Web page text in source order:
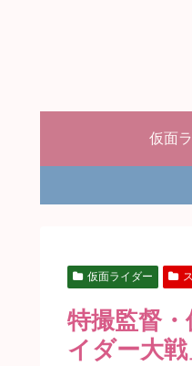
仮面
仮面ライダー
特撮監督
イダー大戦